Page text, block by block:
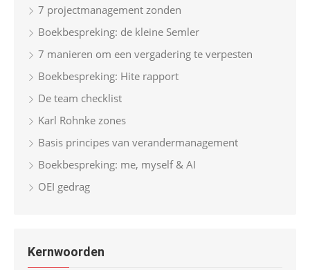
7 projectmanagement zonden
Boekbespreking: de kleine Semler
7 manieren om een vergadering te verpesten
Boekbespreking: Hite rapport
De team checklist
Karl Rohnke zones
Basis principes van verandermanagement
Boekbespreking: me, myself & AI
OEI gedrag
Kernwoorden